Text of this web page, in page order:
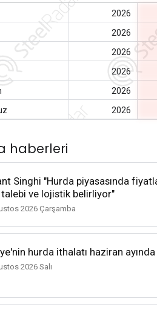
2026
2026
2026
2026
2026
2026
haberleri
Singhi "Hurda piyasasında
ve lojistik belirliyor"
2026 Çarşamba
hurda ithalatı haziran ayında
2026 Salı